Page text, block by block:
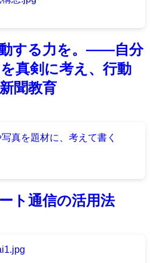
する力を。――自分
真剣に考え、行動
聞教育
ト通信の活用法